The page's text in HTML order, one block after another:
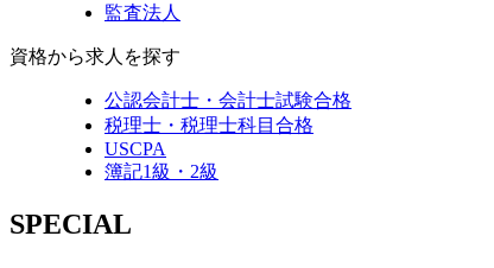
監査法人
資格から求人を探す
公認会計士・会計士試験合格
税理士・税理士科目合格
USCPA
簿記1級・2級
SPECIAL